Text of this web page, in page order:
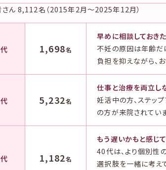
ん 8,112名（2015年2月〜2025年12月）
代 1,698名
早めに相談しておき
不妊の原因は年齢だ
負担を抑えながら、
代 5,232名
仕事と治療を両立し
妊活中の方、ステッ
の方が来院されていま
代 1,182名
もう遅いかもと感じ
40代は、より個別性
選択肢を一緒に考え